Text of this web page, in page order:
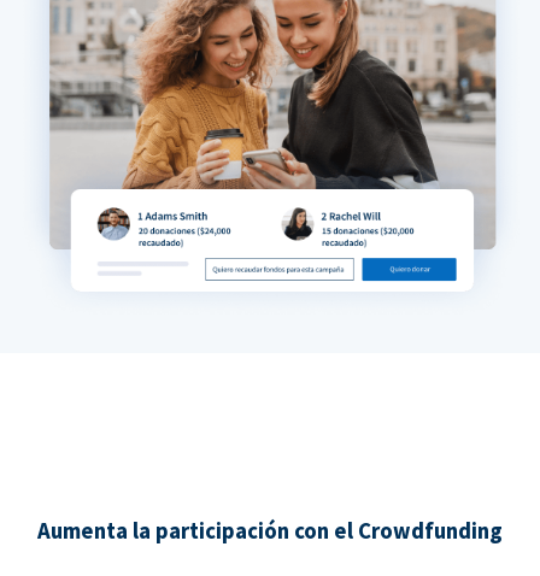
Aumenta la participación con el Crowdfunding